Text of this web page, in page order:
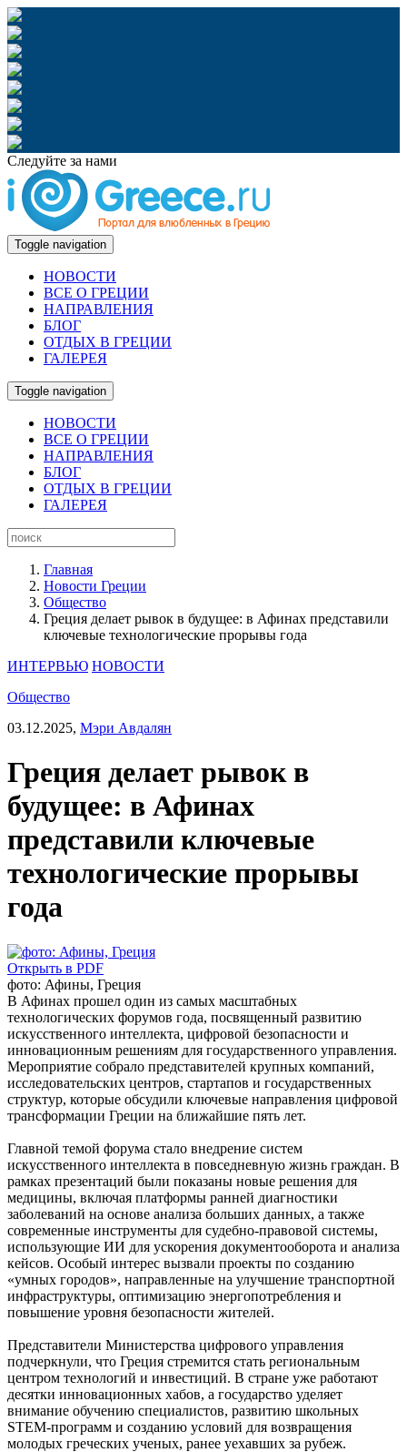
Следуйте за нами
Toggle navigation
НОВОСТИ
ВСЕ О ГРЕЦИИ
НАПРАВЛЕНИЯ
БЛОГ
ОТДЫХ В ГРЕЦИИ
ГАЛЕРЕЯ
Toggle navigation
НОВОСТИ
ВСЕ О ГРЕЦИИ
НАПРАВЛЕНИЯ
БЛОГ
ОТДЫХ В ГРЕЦИИ
ГАЛЕРЕЯ
Главная
Новости Греции
Общество
Греция делает рывок в будущее: в Афинах представили
ключевые технологические прорывы года
ИНТЕРВЬЮ НОВОСТИ
Общество
03.12.2025, Мэри Авдалян
Греция делает рывок в
будущее: в Афинах
представили ключевые
технологические прорывы
года
Открыть в PDF
фото: Афины, Греция
В Афинах прошел один из самых масштабных
технологических форумов года, посвященный развитию
искусственного интеллекта, цифровой безопасности и
инновационным решениям для государственного управления.
Мероприятие собрало представителей крупных компаний,
исследовательских центров, стартапов и государственных
структур, которые обсудили ключевые направления цифровой
трансформации Греции на ближайшие пять лет.
Главной темой форума стало внедрение систем
искусственного интеллекта в повседневную жизнь граждан. В
рамках презентаций были показаны новые решения для
медицины, включая платформы ранней диагностики
заболеваний на основе анализа больших данных, а также
современные инструменты для судебно-правовой системы,
использующие ИИ для ускорения документооборота и анализа
кейсов. Особый интерес вызвали проекты по созданию
«умных городов», направленные на улучшение транспортной
инфраструктуры, оптимизацию энергопотребления и
повышение уровня безопасности жителей.
Представители Министерства цифрового управления
подчеркнули, что Греция стремится стать региональным
центром технологий и инвестиций. В стране уже работают
десятки инновационных хабов, а государство уделяет
внимание обучению специалистов, развитию школьных
STEM-программ и созданию условий для возвращения
молодых греческих ученых, ранее уехавших за рубеж.